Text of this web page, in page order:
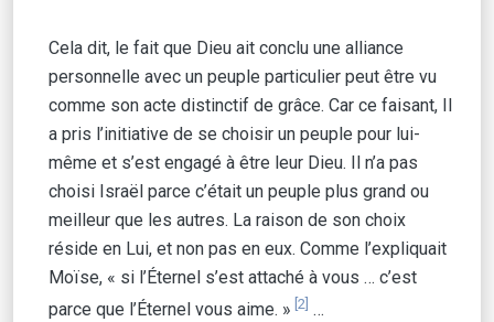
Cela dit, le fait que Dieu ait conclu une alliance
personnelle avec un peuple particulier peut être vu
comme son acte distinctif de grâce. Car ce faisant, Il
a pris l’initiative de se choisir un peuple pour lui-
même et s’est engagé à être leur Dieu. Il n’a pas
choisi Israël parce c’était un peuple plus grand ou
meilleur que les autres. La raison de son choix
réside en Lui, et non pas en eux. Comme l’expliquait
Moïse, « si l’Éternel s’est attaché à vous … c’est
parce que l’Éternel vous aime. » [2] …